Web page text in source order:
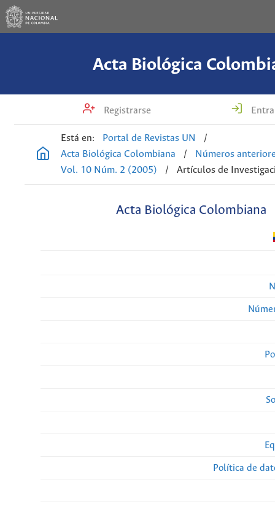
Acta Biológica
Registrarse
Está en: Portal de Revistas UN
/
Acta Biológica Colombiana
/
Números
Vol. 10 Núm. 2 (2005)
/ Artículos de
Acta Biológica Colombiana
Política de